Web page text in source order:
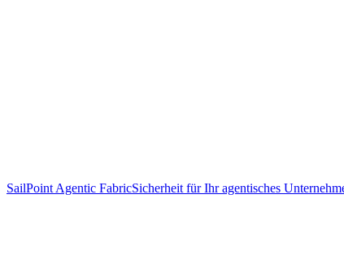
SailPoint Agentic FabricSicherheit für Ihr agentisches